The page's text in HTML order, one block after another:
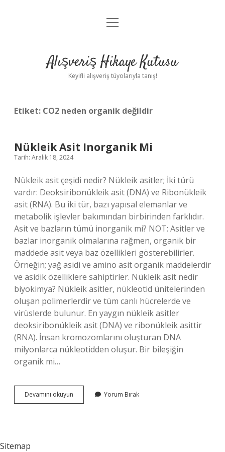
Anasayfa
Yasal Uyarı
menüyü
Alışveriş Hikaye Kutusu
Keyifli alışveriş tüyolarıyla tanış!
Etiket: CO2 neden organik değildir
Nükleik Asit Inorganik Mi
Tarih: Aralık 18, 2024
Nükleik asit çeşidi nedir? Nükleik asitler; İki türü
vardır: Deoksiribonükleik asit (DNA) ve Ribonükleik
asit (RNA). Bu iki tür, bazı yapısal elemanlar ve
metabolik işlevler bakımından birbirinden farklıdır.
Asit ve bazların tümü inorganik mi? NOT: Asitler ve
bazlar inorganik olmalarına rağmen, organik bir
maddede asit veya baz özellikleri gösterebilirler.
Örneğin; yağ asidi ve amino asit organik maddelerdir
ve asidik özelliklere sahiptirler. Nükleik asit nedir
biyokimya? Nükleik asitler, nükleotid ünitelerinden
oluşan polimerlerdir ve tüm canlı hücrelerde ve
virüslerde bulunur. En yaygın nükleik asitler
deoksiribonükleik asit (DNA) ve ribonükleik asittir
(RNA). İnsan kromozomlarını oluşturan DNA
milyonlarca nükleotidden oluşur. Bir bileşiğin
organik mi…
Devamını okuyun
Asit
Yorum Bırak
Sitemap